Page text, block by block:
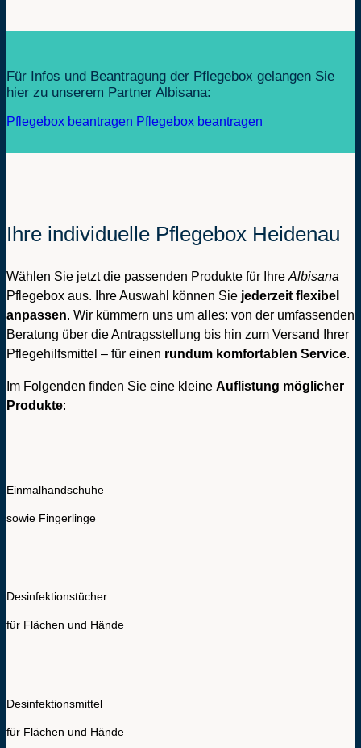
Für Infos und Beantragung der Pflegebox gelangen Sie
hier zu unserem Partner Albisana:
Pflegebox beantragen Pflegebox beantragen
Ihre individuelle Pflegebox Heidenau
Wählen Sie jetzt die passenden Produkte für IhreAlbisana
Pflegebox aus. Ihre Auswahl können Sie jederzeit flexibel
anpassen. Wir kümmern uns um alles: von der umfassenden
Beratung über die Antragsstellung bis hin zum Versand Ihrer
Pflegehilfsmittel – für einen rundum komfortablen Service.
Im Folgenden finden Sie eine kleine Auflistung möglicher
Produkte:
Einmalhandschuhe
sowie Fingerlinge
Desinfektionstücher
für Flächen und Hände
Desinfektionsmittel
für Flächen und Hände